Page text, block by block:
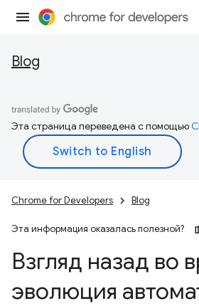
Blog
Эта страница переведена с помощью
Chrome for Developers Blog
Эта информация оказалась полезной?
Взгляд назад во
эволюция